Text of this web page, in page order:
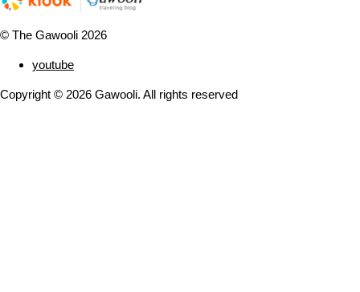
© The Gawooli 2026
youtube
Copyright © 2026 Gawooli. All rights reserved